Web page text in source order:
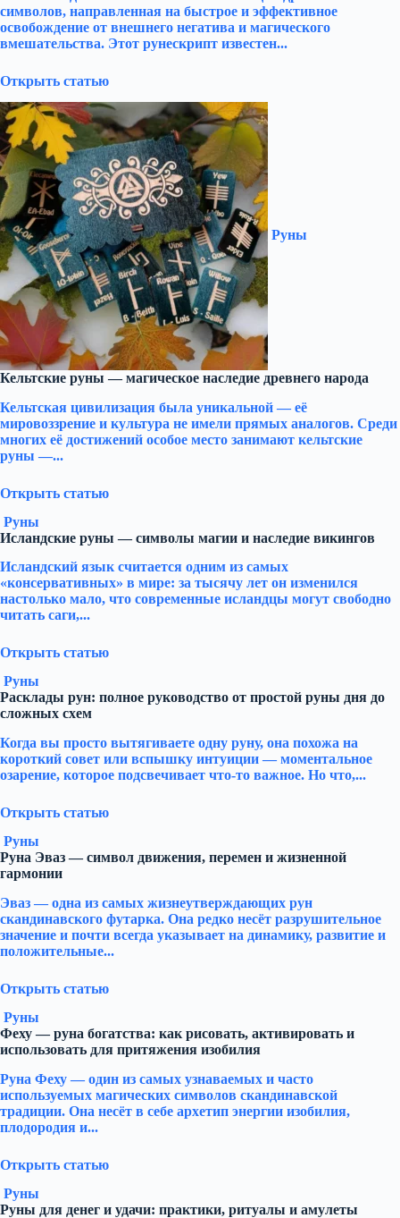
символов, направленная на быстрое и эффективное
освобождение от внешнего негатива и магического
вмешательства. Этот рунескрипт известен...
Открыть статью
Руны
Кельтские руны — магическое наследие древнего народа
Кельтская цивилизация была уникальной — её
мировоззрение и культура не имели прямых аналогов. Среди
многих её достижений особое место занимают кельтские
руны —...
Открыть статью
Руны
Исландские руны — символы магии и наследие викингов
Исландский язык считается одним из самых
«консервативных» в мире: за тысячу лет он изменился
настолько мало, что современные исландцы могут свободно
читать саги,...
Открыть статью
Руны
Расклады рун: полное руководство от простой руны дня до
сложных схем
Когда вы просто вытягиваете одну руну, она похожа на
короткий совет или вспышку интуиции — моментальное
озарение, которое подсвечивает что-то важное. Но что,...
Открыть статью
Руны
Руна Эваз — символ движения, перемен и жизненной
гармонии
Эваз — одна из самых жизнеутверждающих рун
скандинавского футарка. Она редко несёт разрушительное
значение и почти всегда указывает на динамику, развитие и
положительные...
Открыть статью
Руны
Феху — руна богатства: как рисовать, активировать и
использовать для притяжения изобилия
Руна Феху — один из самых узнаваемых и часто
используемых магических символов скандинавской
традиции. Она несёт в себе архетип энергии изобилия,
плодородия и...
Открыть статью
Руны
Руны для денег и удачи: практики, ритуалы и амулеты